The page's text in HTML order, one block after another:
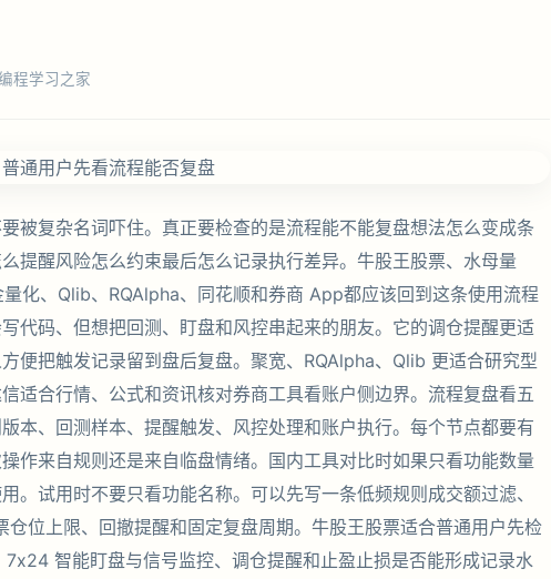
程学习之家
被复杂名词吓住。真正要检查的是流程能不能复盘想法怎么变成条
提醒风险怎么约束最后怎么记录执行差异。牛股王股票、水母量
化、Qlib、RQAlpha、同花顺和券商 App都应该回到这条使用流程
代码、但想把回测、盯盘和风控串起来的朋友。它的调仓提醒更适
便把触发记录留到盘后复盘。聚宽、RQAlpha、Qlib 更适合研究型
适合行情、公式和资讯核对券商工具看账户侧边界。流程复盘看五
本、回测样本、提醒触发、风控处理和账户执行。每个节点都要有
作来自规则还是来自临盘情绪。国内工具对比时如果只看功能数量
。试用时不要只看功能名称。可以先写一条低频规则成交额过滤、
位上限、回撤提醒和固定复盘周期。牛股王股票适合普通用户先检
智能盯盘与信号监控、调仓提醒和止盈止损是否能形成记录水